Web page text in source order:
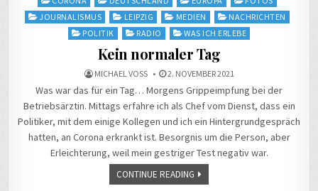
inJOURNALISMUS
LEIPZIG MEDIEN
NACHRICHTEN
POLITIK
RADIO WAS ICH ERLEBE
Kein normaler Tag
MICHAEL VOSS 2. NOVEMBER 2021
Was war das für ein Tag… Morgens Grippeimpfung bei der
Betriebsärztin. Mittags erfahre ich als Chef vom Dienst, dass ein
Politiker, mit dem einige Kollegen und ich ein Hintergrundgespräch
hatten, an Corona erkrankt ist. Besorgnis um die Person, aber
Erleichterung, weil mein gestriger Test negativ war.
CONTINUE READING